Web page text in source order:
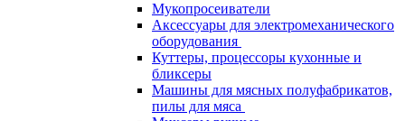
Мукопросеиватели
Аксессуары для электромеханического
оборудования
Куттеры, процессоры кухонные и
бликсеры
Машины для мясных полуфабрикатов,
пилы для мяса